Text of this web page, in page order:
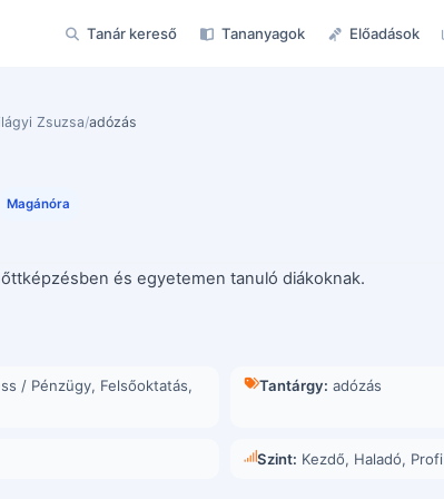
Tanár kereső Tananyagok Előadások
Zsuzsa/adózás
Magánóra
és egyetemen tanuló diákoknak.
/ Pénzügy, Felsőoktatás,
Tantárgy: adózás
Szint: Kezdő, Haladó, Profi